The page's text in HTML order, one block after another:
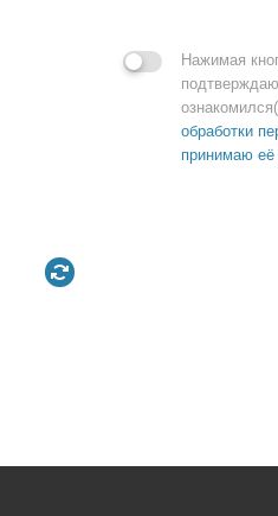
Нажимая
обработки
принимаю её